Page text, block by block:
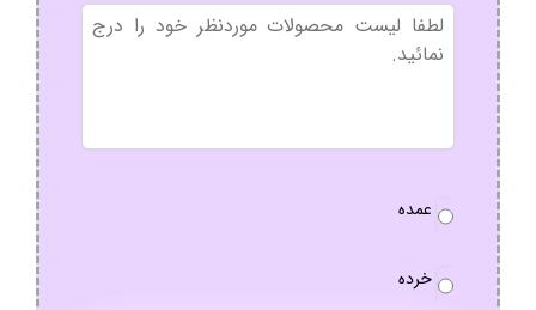
بدون
عنوان
سفارش
عمده
خرده